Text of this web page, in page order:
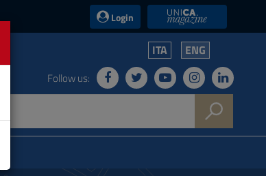
Login UniCA News
ITA ENG
Follow us: